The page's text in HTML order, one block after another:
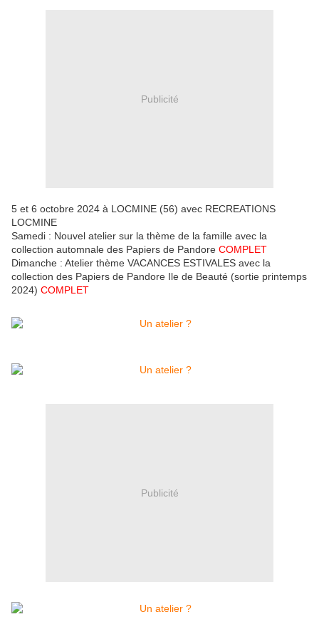
Publicité
5 et 6 octobre 2024 à LOCMINE (56) avec RECREATIONS
LOCMINE
Samedi : Nouvel atelier sur la thème de la famille avec la
collection automnale des Papiers de Pandore COMPLET
Dimanche : Atelier thème VACANCES ESTIVALES avec la
collection des Papiers de Pandore Ile de Beauté (sortie printemps
2024) COMPLET
Publicité